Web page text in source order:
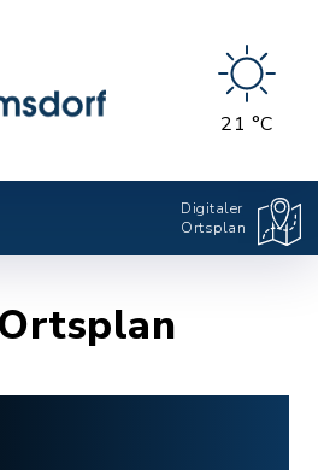
21 °C
Digitaler
Ortsplan